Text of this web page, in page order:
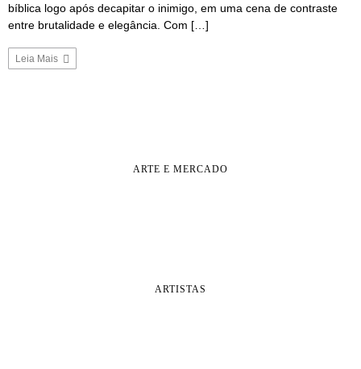
bíblica logo após decapitar o inimigo, em uma cena de contraste
entre brutalidade e elegância. Com […]
Leia Mais
ARTE E MERCADO
ARTISTAS